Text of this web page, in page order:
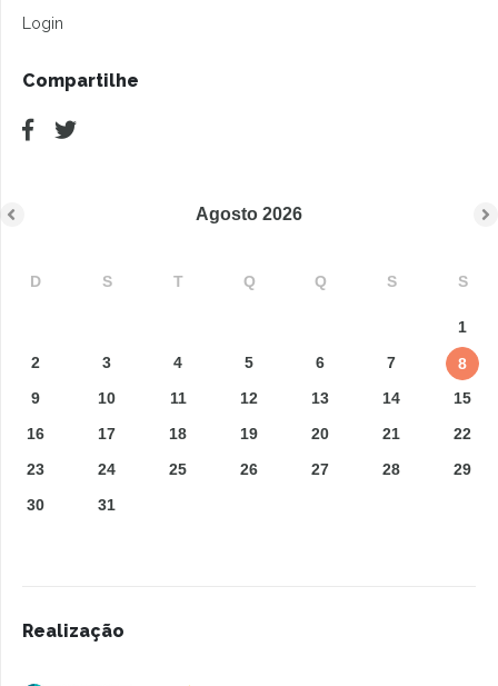
Login
Compartilhe
Agosto 2026
D S T Q Q S S
1
2
3 4 5 6 7
8
9
10 11 12 13 14
15
16
17 18 19 20 21
22
23
24 25 26 27 28
29
30
31
Realização